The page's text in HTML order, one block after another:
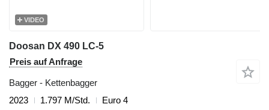
VIDEO
Doosan DX 490 LC-5
Preis auf Anfrage
Bagger - Kettenbagger
2023
1.797 M/Std.
Euro 4